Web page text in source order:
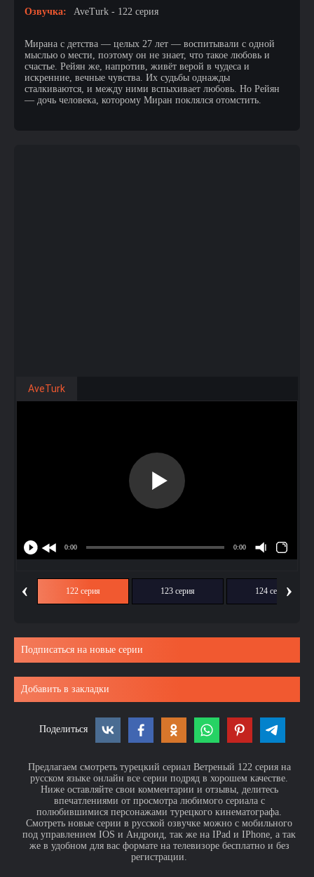
Озвучка:
AveTurk - 122 серия
Мирана с детства — целых 27 лет — воспитывали с одной
мыслью о мести, поэтому он не знает, что такое любовь и
счастье. Рейян же, напротив, живёт верой в чудеса и
искренние, вечные чувства. Их судьбы однажды
сталкиваются, и между ними вспыхивает любовь. Но Рейян
— дочь человека, которому Миран поклялся отомстить.
AveTurk
‹ 122 серия 123 серия 124 серия›
Подписаться на новые серии
Добавить в закладки
Поделиться
Предлагаем смотреть турецкий сериал Ветреный 122 серия на
русском языке онлайн все серии подряд в хорошем качестве.
Ниже оставляйте свои комментарии и отзывы, делитесь
впечатлениями от просмотра любимого сериала с
полюбившимися персонажами турецкого кинематографа.
Смотреть новые серии в русской озвучке можно с мобильного
под управлением IOS и Андроид, так же на IPad и IPhone, а так
же в удобном для вас формате на телевизоре бесплатно и без
регистрации.